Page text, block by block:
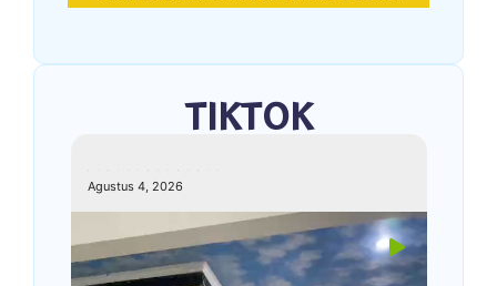
TIKTOK
Agustus 4, 2026